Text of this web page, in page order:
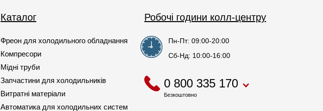
Каталог
Фреон для холодильного обладнання
Компресори
Мідні труби
Запчастини для холодильників
Витратні матеріали
Автоматика для холодильних систем
Робочі години колл-центру
Пн-Пт: 09:00-20:00
Сб-Нд: 10:00-16:00
0 800 335 170
Безкоштовно